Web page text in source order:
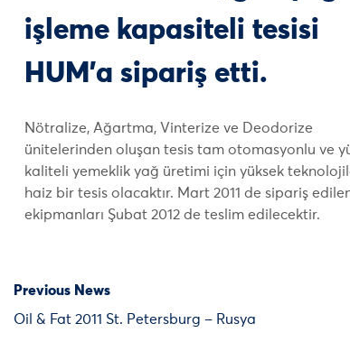
işleme kapasiteli tesisi
HUM’a sipariş etti.
Nötralize, Ağartma, Vinterize ve Deodorize
ünitelerinden oluşan tesis tam otomasyonlu ve
kaliteli yemeklik yağ üretimi için yüksek
haiz bir tesis olacaktır. Mart 2011 de sipariş
ekipmanları Şubat 2012 de teslim edilecektir.
Previous News
Oil & Fat 2011 St. Petersburg – Rusya